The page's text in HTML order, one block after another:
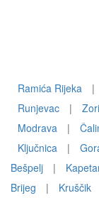
Ramića Rijeka |
Runjevac
|
Modrava
|
Ključnica
|
Bešpelj
|
Brijeg
| Kruščik